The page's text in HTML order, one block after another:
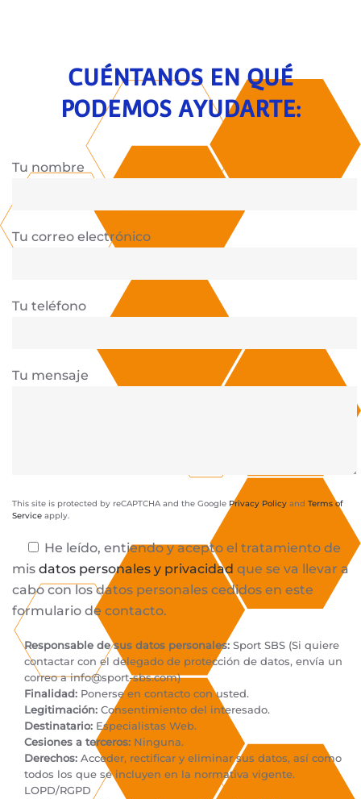
CUÉNTANOS EN QUÉ
PODEMOS AYUDARTE:
Tu nombre
Tu correo electrónico
Tu teléfono
Tu mensaje
This site is protected by reCAPTCHA and the Google Privacy Policy and Terms of
Service apply.
He leído, entiendo y acepto el tratamiento de
mis datos personales y privacidad que se va llevar a
cabo con los datos personales cedidos en este
formulario de contacto.
Responsable de sus datos personales: Sport SBS (Si quiere
contactar con el delegado de protección de datos, envía un
correo ainfo@sport-sbs.com)
Finalidad: Ponerse en contacto con usted.
Legitimación: Consentimiento del interesado.
Destinatario: Especialistas Web.
Cesiones a terceros: Ninguna.
Derechos: Acceder, rectificar y eliminar sus datos, así como
todos los que se incluyen en la normativa vigente.
LOPD/RGPD